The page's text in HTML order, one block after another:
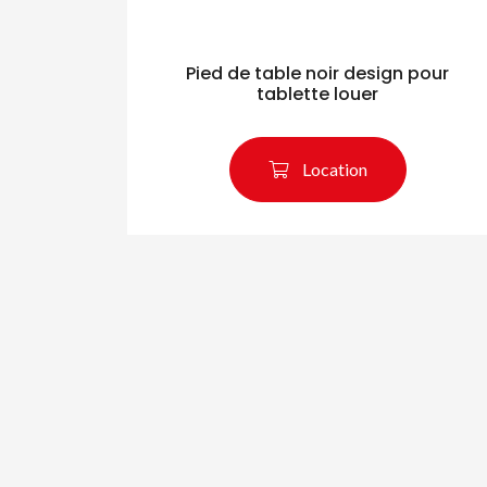
Pied de table noir design pour
tablette louer
Location